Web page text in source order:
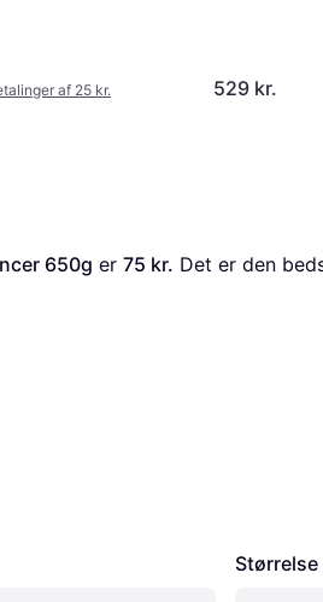
af 25 kr. 529 kr.
650g er 75 kr. Det er den
Størrelse